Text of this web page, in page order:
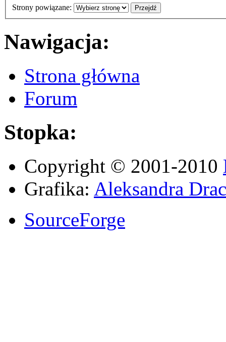
Strony powiązane:
Nawigacja:
Strona główna
Forum
Stopka:
Copyright © 2001-2010
Grafika: Aleksandra
SourceForge